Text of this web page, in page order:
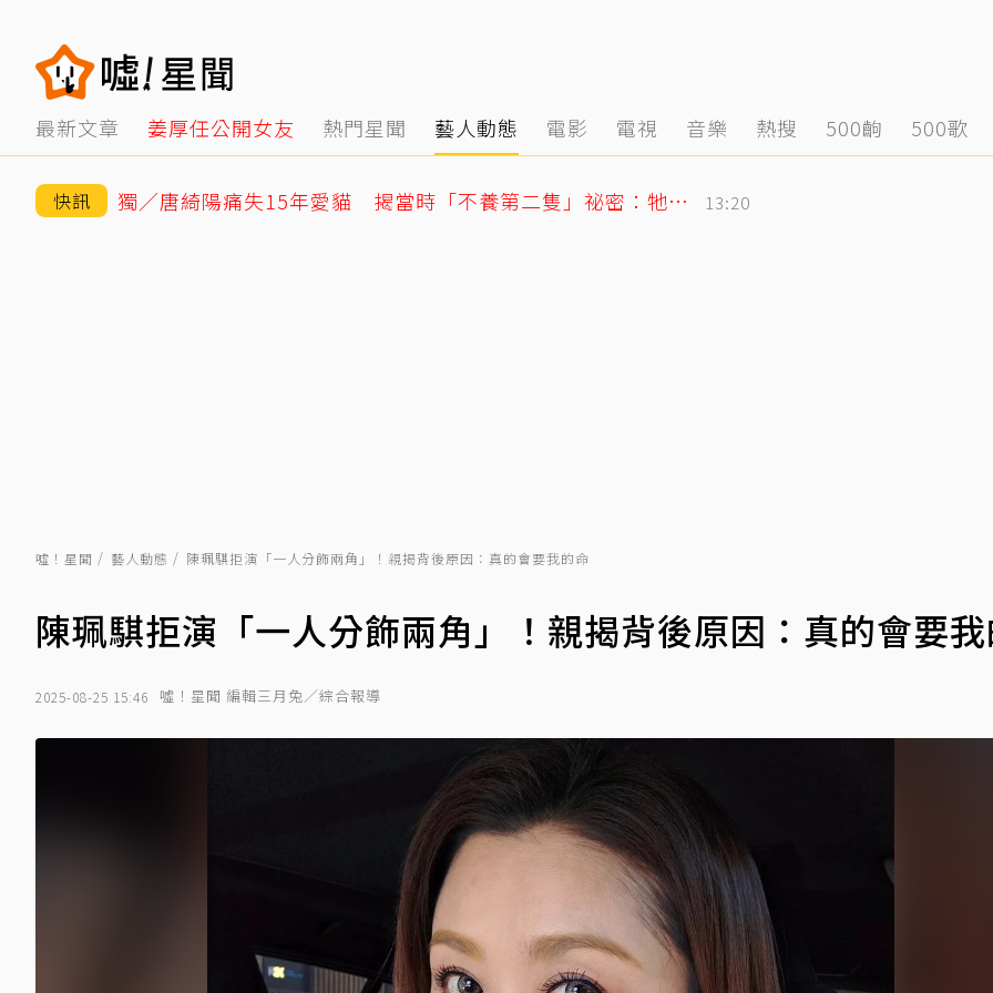
最新文章 姜厚任公開女友 熱門星聞 藝人動態 電影 電視 音樂 熱搜 500齣 500歌
快訊 獨／唐綺陽痛失15年愛貓 揭當時「不養第二隻」祕密：牠為此狠咬我 13:20
噓！星聞 藝人動態 陳珮騏拒演「一人分飾兩角」！親揭背後原因：真的會要我的命
陳珮騏拒演「一人分飾兩角」！親揭背後原因：真的會要
2025-08-25 15:46 噓！星聞 編輯三月兔／綜合報導